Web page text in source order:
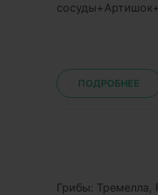
ПОДРОБНЕЕ
Грибы: Тремелла,